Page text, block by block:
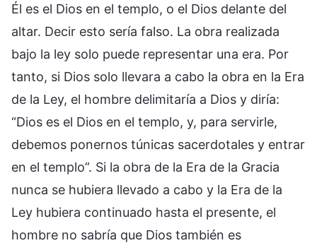
Él es el Dios en el templo, o el Dios delante del
altar. Decir esto sería falso. La obra realizada
bajo la ley solo puede representar una era. Por
tanto, si Dios solo llevara a cabo la obra en la Era
de la Ley, el hombre delimitaría a Dios y diría:
“Dios es el Dios en el templo, y, para servirle,
debemos ponernos túnicas sacerdotales y entrar
en el templo”. Si la obra de la Era de la Gracia
nunca se hubiera llevado a cabo y la Era de la
Ley hubiera continuado hasta el presente, el
hombre no sabría que Dios también es